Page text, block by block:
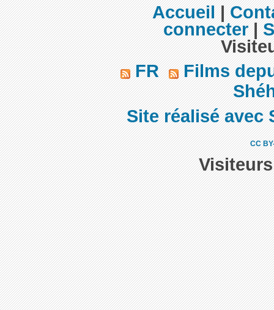
Accueil|
connecter|
FR
Films
Site réalisé avec
CC